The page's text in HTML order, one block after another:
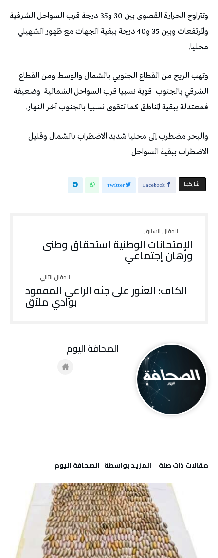
وتتراوح الحرارة القصوى بين 30 و35 درجة قرب السواحل الشرقية
والمرتفعات وبين 35 و40 درجة ببقية الجهات مع ظهور الشهيلي
محليا.
وتهب الريح من القطاع الجنوبي بالشمال والوسط ومن القطاع
الشرقي بالجنوب قوية نسبيا قرب السواحل الشمالية وضعيفة
فمعتدلة ببقية المناطق كما تتقوى نسبيا بالجنوب آخر النهار.
والبحر مضطرب إلى محليا شديد الاضطراب بالشمال وقليل
الاضطراب ببقية السواحل
‫‫ شاركها‬ Facebook
Twitter
الإمتحانات الوطنية استحقاق وطني
ورهان إجتماعي
الكاف: العثور على جثة الراعي المفقود
بوادي ملاّق
‫مقالات ذات صلة‬ ‫‫المزيد بواسطة‬ ‬ ‭ ‬الصحافة‭ ‬اليوم